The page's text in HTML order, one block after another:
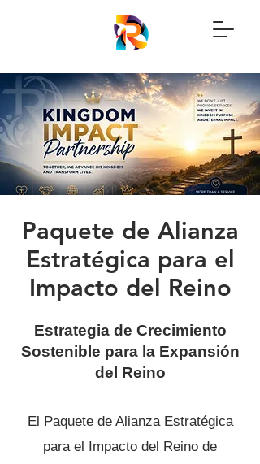
Paquete de Alianza
Estratégica para el
Impacto del Reino
Estrategia de Crecimiento
Sostenible para la Expansión
del Reino
El Paquete de Alianza Estratégica
para el Impacto del Reino de